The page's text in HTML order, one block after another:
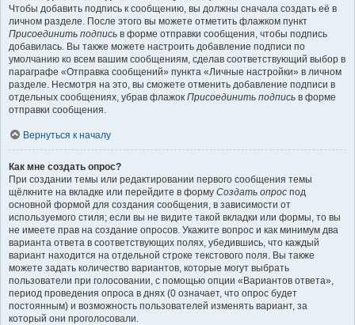
Чтобы добавить подпись к сообщению, вы должны сначала создать её в
личном разделе. После этого вы можете отметить флажком пункт
Присоединить подпись в форме отправки сообщения, чтобы подпись
добавилась. Вы также можете настроить добавление подписи по
умолчанию ко всем вашим сообщениям, сделав соответствующий выбор в
параграфе «Отправка сообщений» пункта «Личные настройки» в личном
разделе. Несмотря на это, вы сможете отменить добавление подписи в
отдельных сообщениях, убрав флажок Присоединить подпись в форме
отправки сообщения.
Вернуться к началу
Как мне создать опрос?
При создании темы или редактировании первого сообщения темы
щёлкните на вкладке или перейдите в форму Создать опрос под
основной формой для создания сообщения, в зависимости от
используемого стиля; если вы не видите такой вкладки или формы, то вы
не имеете прав на создание опросов. Укажите вопрос и как минимум два
варианта ответа в соответствующих полях, убедившись, что каждый
вариант находится на отдельной строке текстового поля. Вы также
можете задать количество вариантов, которые могут выбрать
пользователи при голосовании, с помощью опции «Вариантов ответа»,
период проведения опроса в днях (0 означает, что опрос будет
постоянным) и возможность пользователей изменять вариант, за
который они проголосовали.